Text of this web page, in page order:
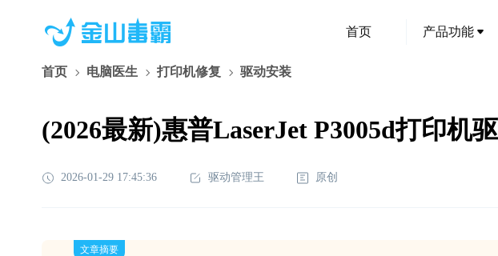
首页 产品功能
首页 电脑医生 打印机修复 驱动安装
(2026最新)惠普LaserJet P3005d打印机
2026-01-29 17:45:36 驱动管理王 原创
文章摘要